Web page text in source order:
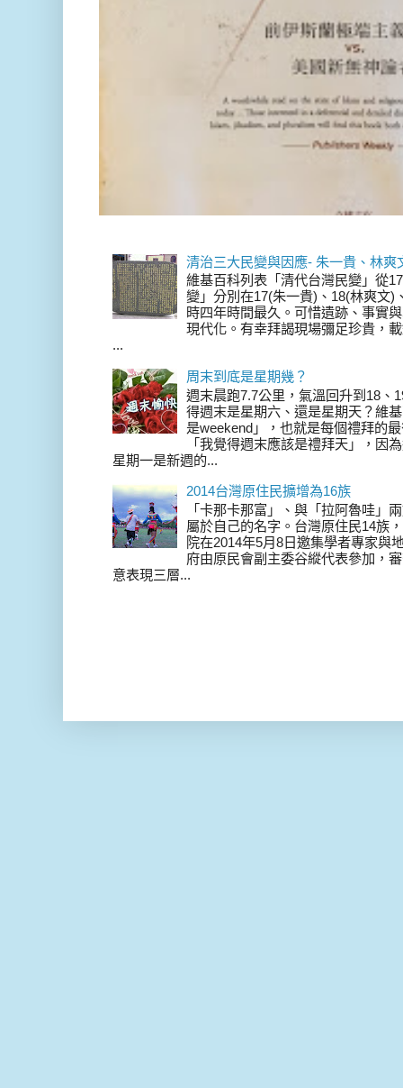
清治三大民變與因應- 朱一貴、林爽
維基百科列表「清代台灣民變」從
變」分別在17(朱一貴)、18(林爽文)
時四年時間最久。可惜遺跡、事實
現代化。有幸拜謁現場彌足珍貴，
...
周末到底是星期幾？
週末晨跑7.7公里，氣溫回升到18、
得週末是星期六、還是星期天？維
是weekend」，也就是每個禮拜的
「我覺得週末應該是禮拜天」，因
星期一是新週的...
2014台灣原住民擴增為16族
「卡那卡那富」、與「拉阿魯哇」
屬於自己的名字。台灣原住民14族
院在2014年5月8日邀集學者專家與
府由原民會副主委谷縱代表參加，
意表現三層...